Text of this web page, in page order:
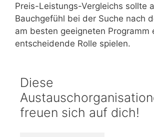
Preis-Leistungs-Vergleichs sollte
Bauchgefühl bei der Suche nach
am besten geeigneten Programm
entscheidende Rolle spielen.
Diese
freuen sich auf dich!